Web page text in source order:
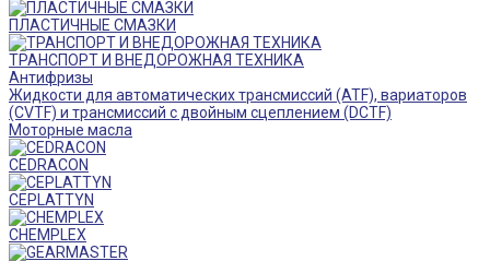
ПЛАСТИЧНЫЕ СМАЗКИ
ТРАНСПОРТ И ВНЕДОРОЖНАЯ ТЕХНИКА
Антифризы
Жидкости для автоматических трансмиссий (ATF), вариаторов
(CVTF) и трансмиссий с двойным сцеплением (DCTF)
Моторные масла
CEDRACON
CEPLATTYN
CHEMPLEX